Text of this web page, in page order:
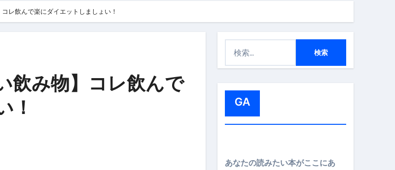
＆リリース記念キャンペーン【ムームードメイン】
える超お得アプリ
科目・仕訳・申告書記載方法
残念な国になった理由です。国民は●●をしないとこの先さらに貧しくなります。【 竹花貴騎 切り抜き 会社員
オ検証してみた！ズボラ株投資
レ飲んで楽にダイエットしましょい！
飲み物】コレ飲んで
！
GA
あなたの読みたい本がここにあ